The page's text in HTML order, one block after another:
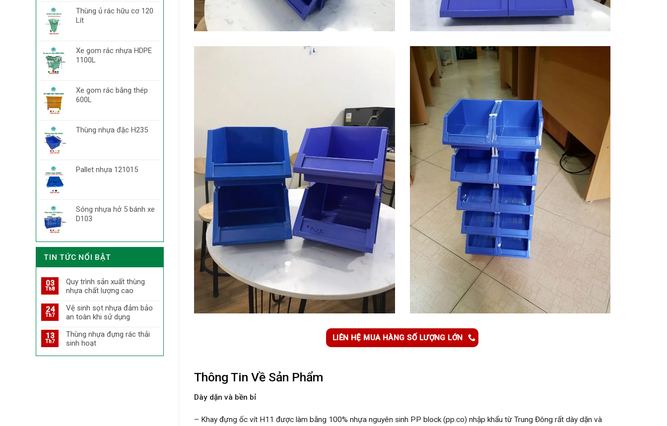
Thùng ủ rác hữu cơ 120
Lít
Xe gom rác nhựa HDPE
1100L
Xe gom rác bằng thép
600L
Thùng nhựa đặc H235
Pallet nhựa 121015
Sóng nhựa hở 5 bánh xe
D103
TIN TỨC NỔI BẬT
03
Th8
Quy trình sản xuất thùng
nhựa chất lượng cao
24
Th7
Vệ sinh sọt nhựa đảm bảo
an toàn khi sử dụng
13
Th7
Thùng nhựa đựng rác thải
sinh hoạt
LIÊN HỆ MUA HÀNG SỐ LƯỢNG LỚN
Thông Tin Về Sản Phẩm
Dày dặn và bền bỉ
– Khay đựng ốc vít H11 được làm bằng 100% nhựa nguyên sinh PP block (pp.co) nhập khẩu từ Trung Đông rất dày dặn và